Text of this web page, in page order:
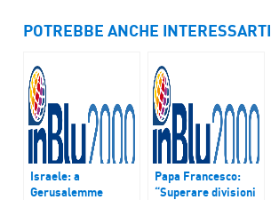
POTREBBE ANCHE INTERESSARTI
Israele: a
Gerusalemme
Papa Francesco:
“Superare divisioni